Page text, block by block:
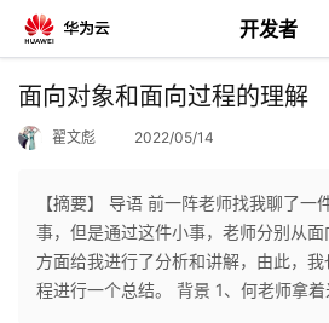
开发者
返
个
面向对象和面向过程的理解
翟文彪 2022/05/14
【摘要】 导语 前一阵老师找我聊了一
事，但是通过这件小事，老师分别从
方面给我进行了分析和讲解，由此，
程进行一个总结。 背景 1、何老师拿